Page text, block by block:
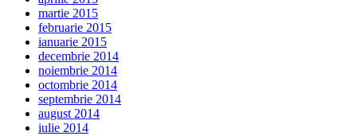
martie 2015
februarie 2015
ianuarie 2015
decembrie 2014
noiembrie 2014
octombrie 2014
septembrie 2014
august 2014
iulie 2014